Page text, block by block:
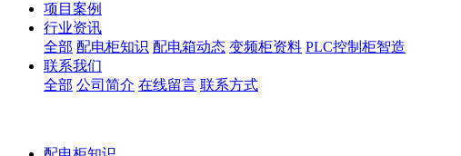
项目案例
行业资讯
全部 配电柜知识 配电箱动态 变频柜资料 PLC控制柜智造
联系我们
全部 公司简介 在线留言 联系方式